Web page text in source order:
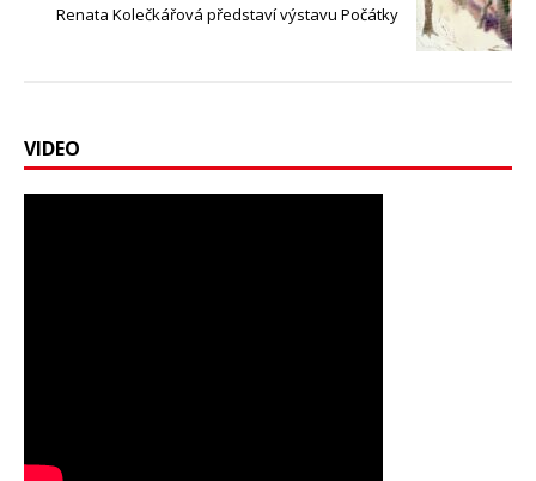
Renata Kolečkářová představí výstavu Počátky
VIDEO